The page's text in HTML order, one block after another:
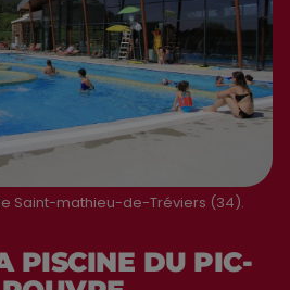
Saint-mathieu-de-Tréviers (34).
PISCINE DU PIC-